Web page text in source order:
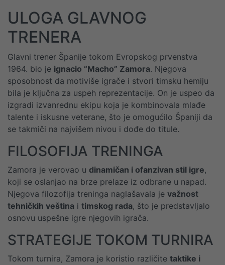
ULOGA GLAVNOG
TRENERA
Glavni trener Španije tokom Evropskog prvenstva
1964. bio je ignacio “Macho” Zamora. Njegova
sposobnost da motiviše igrače i stvori timsku hemiju
bila je ključna za uspeh reprezentacije. On je uspeo da
izgradi izvanrednu ekipu koja je kombinovala mlađe
talente i iskusne veterane, što je omogućilo Španiji da
se takmiči na najvišem nivou i dođe do titule.
FILOSOFIJA TRENINGA
Zamora je verovao u dinamičan i ofanzivan stil igre,
koji se oslanjao na brze prelaze iz odbrane u napad.
Njegova filozofija treninga naglašavala je važnost
tehničkih veština i timskog rada, što je predstavljalo
osnovu uspešne igre njegovih igrača.
STRATEGIJE TOKOM TURNIRA
Tokom turnira, Zamora je koristio različite taktike i